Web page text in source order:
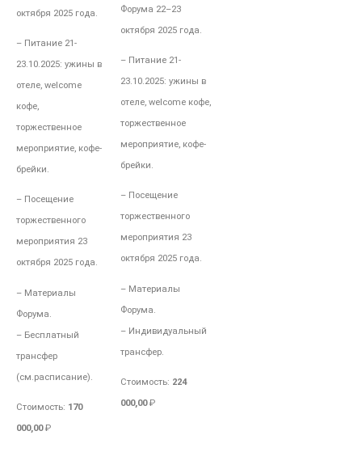
октября 2025 года.
– Питание 21-
23.10.2025: ужины в
отеле, welcome
кофе,
торжественное
мероприятие, кофе-
брейки.
– Посещение
торжественного
мероприятия 23
октября 2025 года.
– Материалы
Форума.
– Бесплатный
трансфер
(см.расписание).
Стоимость: 170
000,00₽
Форума 22–23
октября 2025 года.
– Питание 21-
23.10.2025: ужины в
отеле, welcome кофе,
торжественное
мероприятие, кофе-
брейки.
– Посещение
торжественного
мероприятия 23
октября 2025 года.
– Материалы
Форума.
– Индивидуальный
трансфер.
Стоимость: 224
000,00₽